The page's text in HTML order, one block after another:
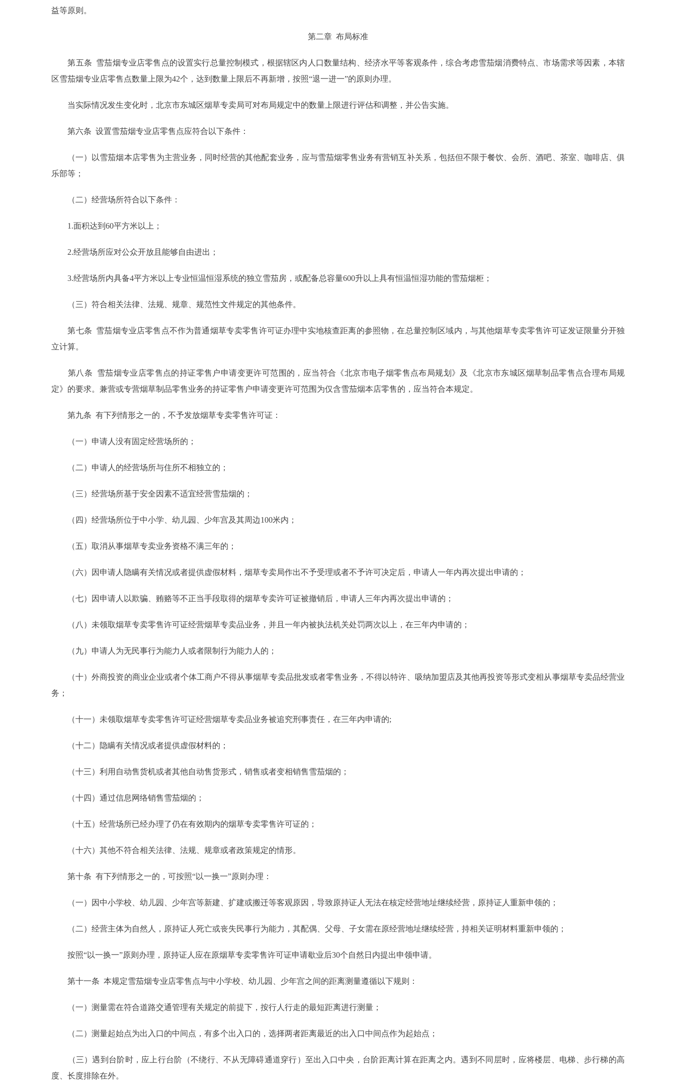
益等原则。
第二章 布局标准
第五条 雪茄烟专业店零售点的设置实行总量控制模式，根据辖区内人口数量结构、经济水平等客观条件，综合考虑雪茄烟消费特点、市场需求等因素，本辖
区雪茄烟专业店零售点数量上限为42个，达到数量上限后不再新增，按照“退一进一”的原则办理。
当实际情况发生变化时，北京市东城区烟草专卖局可对布局规定中的数量上限进行评估和调整，并公告实施。
第六条 设置雪茄烟专业店零售点应符合以下条件：
（一）以雪茄烟本店零售为主营业务，同时经营的其他配套业务，应与雪茄烟零售业务有营销互补关系，包括但不限于餐饮、会所、酒吧、茶室、咖啡店、俱
乐部等；
（二）经营场所符合以下条件：
1.面积达到60平方米以上；
2.经营场所应对公众开放且能够自由进出；
3.经营场所内具备4平方米以上专业恒温恒湿系统的独立雪茄房，或配备总容量600升以上具有恒温恒湿功能的雪茄烟柜；
（三）符合相关法律、法规、规章、规范性文件规定的其他条件。
第七条 雪茄烟专业店零售点不作为普通烟草专卖零售许可证办理中实地核查距离的参照物，在总量控制区域内，与其他烟草专卖零售许可证发证限量分开独
立计算。
第八条 雪茄烟专业店零售点的持证零售户申请变更许可范围的，应当符合《北京市电子烟零售点布局规划》及《北京市东城区烟草制品零售点合理布局规
定》的要求。兼营或专营烟草制品零售业务的持证零售户申请变更许可范围为仅含雪茄烟本店零售的，应当符合本规定。
第九条 有下列情形之一的，不予发放烟草专卖零售许可证：
（一）申请人没有固定经营场所的；
（二）申请人的经营场所与住所不相独立的；
（三）经营场所基于安全因素不适宜经营雪茄烟的；
（四）经营场所位于中小学、幼儿园、少年宫及其周边100米内；
（五）取消从事烟草专卖业务资格不满三年的；
（六）因申请人隐瞒有关情况或者提供虚假材料，烟草专卖局作出不予受理或者不予许可决定后，申请人一年内再次提出申请的；
（七）因申请人以欺骗、贿赂等不正当手段取得的烟草专卖许可证被撤销后，申请人三年内再次提出申请的；
（八）未领取烟草专卖零售许可证经营烟草专卖品业务，并且一年内被执法机关处罚两次以上，在三年内申请的；
（九）申请人为无民事行为能力人或者限制行为能力人的；
（十）外商投资的商业企业或者个体工商户不得从事烟草专卖品批发或者零售业务，不得以特许、吸纳加盟店及其他再投资等形式变相从事烟草专卖品经营业
务；
（十一）未领取烟草专卖零售许可证经营烟草专卖品业务被追究刑事责任，在三年内申请的;
（十二）隐瞒有关情况或者提供虚假材料的；
（十三）利用自动售货机或者其他自动售货形式，销售或者变相销售雪茄烟的；
（十四）通过信息网络销售雪茄烟的；
（十五）经营场所已经办理了仍在有效期内的烟草专卖零售许可证的；
（十六）其他不符合相关法律、法规、规章或者政策规定的情形。
第十条 有下列情形之一的，可按照“以一换一”原则办理：
（一）因中小学校、幼儿园、少年宫等新建、扩建或搬迁等客观原因，导致原持证人无法在核定经营地址继续经营，原持证人重新申领的；
（二）经营主体为自然人，原持证人死亡或丧失民事行为能力，其配偶、父母、子女需在原经营地址继续经营，持相关证明材料重新申领的；
按照“以一换一”原则办理，原持证人应在原烟草专卖零售许可证申请歇业后30个自然日内提出申领申请。
第十一条 本规定雪茄烟专业店零售点与中小学校、幼儿园、少年宫之间的距离测量遵循以下规则：
（一）测量需在符合道路交通管理有关规定的前提下，按行人行走的最短距离进行测量；
（二）测量起始点为出入口的中间点，有多个出入口的，选择两者距离最近的出入口中间点作为起始点；
（三）遇到台阶时，应上行台阶（不绕行、不从无障碍通道穿行）至出入口中央，台阶距离计算在距离之内。遇到不同层时，应将楼层、电梯、步行梯的高
度、长度排除在外。